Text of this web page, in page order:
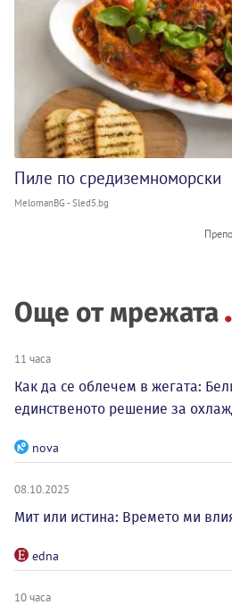
Пиле по средиземноморски
MelomanBG - Sled5.bg
Още от мрежата
11 часа
Как да се облечем в жегата:
единственото решение за
nova
08.10.2025
Мит или истина: Времето ми
edna
10 часа